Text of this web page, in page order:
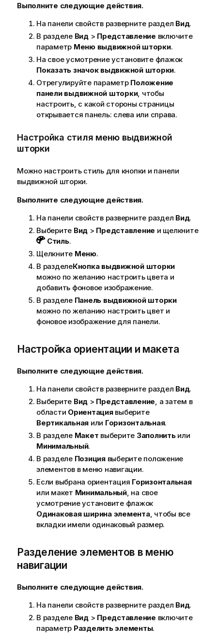
Выполните следующие действия.
На панели свойств разверните раздел Вид.
В разделе Вид> Представление включите
параметр Меню выдвижной шторки.
На свое усмотрение установите флажок
Показать значок выдвижной шторки.
Отрегулируйте параметр Положение
панели выдвижной шторки, чтобы
настроить, с какой стороны страницы
открывается панель: слева или справа.
Настройка стиля меню выдвижной
шторки
Можно настроить стиль для кнопки и панели
выдвижной шторки.
Выполните следующие действия.
На панели свойств разверните раздел Вид.
Выберите Вид > Представление и щелкните
Стиль.
Щелкните Меню.
В разделеКнопка выдвижной шторки
можно по желанию настроить цвета и
добавить фоновое изображение.
В разделе Панель выдвижной шторки
можно по желанию настроить цвет и
фоновое изображение для панели.
Настройка ориентации и макета
Выполните следующие действия.
На панели свойств разверните раздел Вид.
Выберите Вид > Представление, а затем в
области Ориентациявыберите
Вертикальная или Горизонтальная.
В разделе Макет выберите Заполнитьили
Минимальный.
В разделе Позициявыберите положение
элементов в меню навигации.
Если выбрана ориентация Горизонтальная
или макет Минимальный, на свое
усмотрение установите флажок
Одинаковая ширина элемента, чтобы все
вкладки имели одинаковый размер.
Разделение элементов в меню
навигации
Выполните следующие действия.
На панели свойств разверните раздел Вид.
В разделе Вид> Представление включите
параметр Разделить элементы.